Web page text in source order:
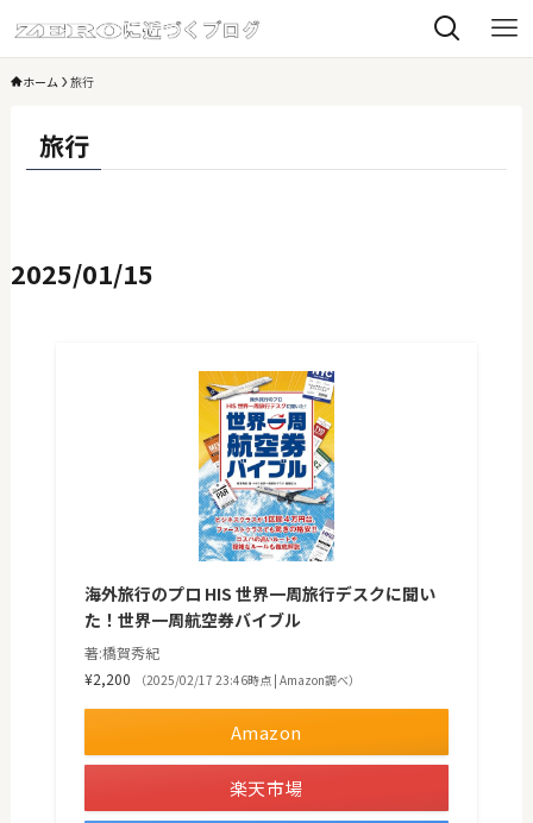
ホーム 旅行
旅行
2025/01/15
海外旅行のプロ HIS 世界一周旅行デスクに聞い
た！世界一周航空券バイブル
著:橋賀秀紀
¥2,200
（2025/02/17 23:46時点 | Amazon調べ）
Amazon
楽天市場